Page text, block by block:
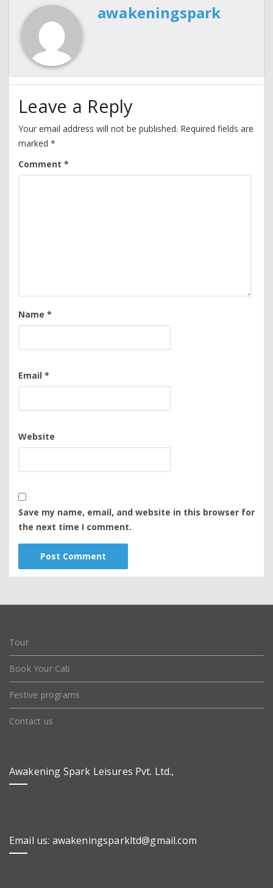
awakeningspark
Leave a Reply
Your email address will not be published. Required fields are
marked *
Comment *
Name *
Email *
Website
Save my name, email, and website in this browser for
the next time I comment.
Tour
Book Your Cab
Festive programs
Contact us
Awakening Spark Leisures Pvt. Ltd.,
Email us: awakeningsparkltd@gmail.com